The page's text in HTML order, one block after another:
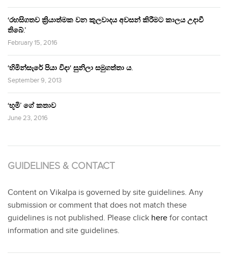
‘රහසිගතව ක්‍රියාත්මක වන කුලවාදය අවසන් කිරීමට කාලය උදාවී
තිබේ.’
February 15, 2016
‘හිමින්සැරේ පියා විදා‘ සුනිලා සමුගත්තා ය.
September 9, 2013
‘භූමි’ ගේ කතාව
June 23, 2016
GUIDELINES & CONTACT
Content on Vikalpa is governed by site guidelines. Any
submission or comment that does not match these
guidelines is not published. Please click here for contact
information and site guidelines.